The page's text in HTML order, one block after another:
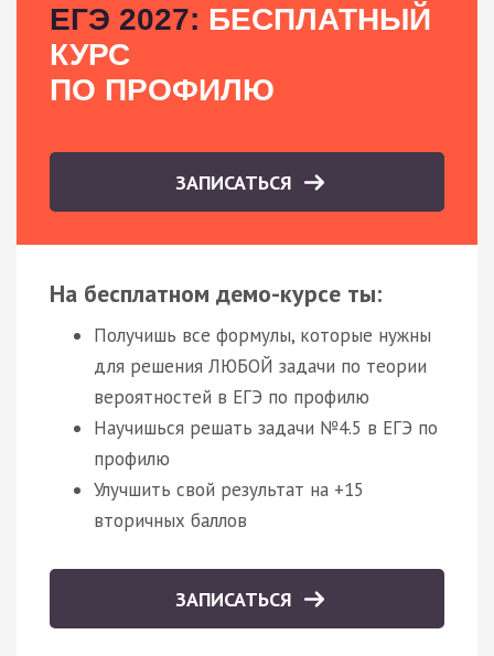
ЕГЭ 2027: БЕСПЛАТНЫЙ
КУРС
ПО ПРОФИЛЮ
ЗАПИСАТЬСЯ
На бесплатном демо-курсе ты:
Получишь все формулы, которые нужны
для решения ЛЮБОЙ задачи по теории
вероятностей в ЕГЭ по профилю
Научишься решать задачи №4.5 в ЕГЭ по
профилю
Улучшить свой результат на +15
вторичных баллов
ЗАПИСАТЬСЯ